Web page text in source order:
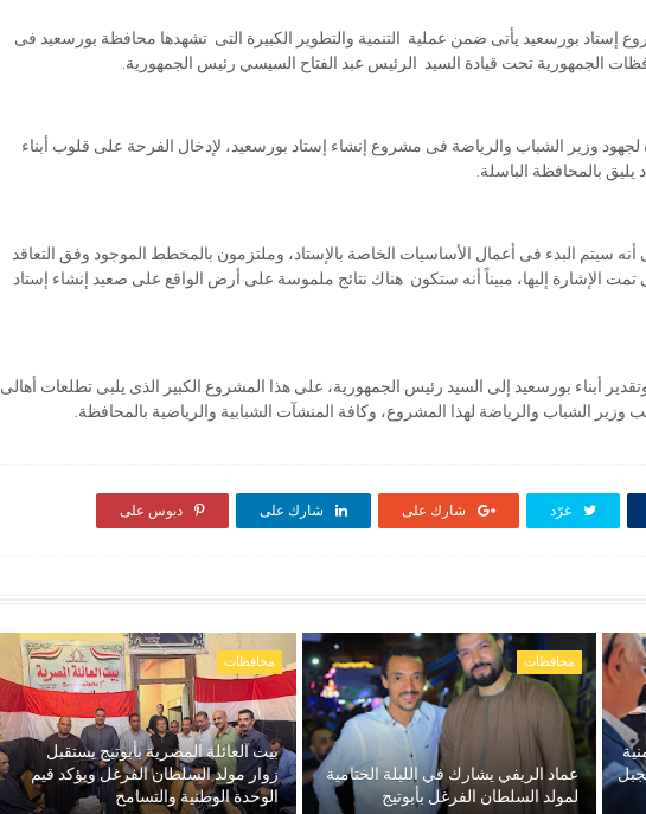
بورسعيد يأتى ضمن عملية التنمية والتطوير الكبيرة التى تشهدها محافظة بورسعيد فى
الجمهورية تحت قيادة السيد الرئيس عبد الفتاح السيسي رئيس الجمهورية.
وزير الشباب والرياضة فى مشروع إنشاء إستاد بورسعيد، لإدخال الفرحة على قلوب أبناء
بالمحافظة الباسلة.
البدء فى أعمال الأساسيات الخاصة بالإستاد، وملتزمون بالمخطط الموجود وفق التعاقد
تمت الإشارة إليها، مبيناً أنه ستكون هناك نتائج ملموسة على أرض الواقع على صعيد إنشاء إستاد
أبناء بورسعيد إلى السيد رئيس الجمهورية، على هذا المشروع الكبير الذى يلبى تطلعات أهالى
وزير الشباب والرياضة لهذا المشروع، وكافة المنشآت الشبابية والرياضية بالمحافظة.
غرّد شارك على شارك على دبوس على
محافظات
عماد الريفي يشارك في الليلة الختامية
لمولد السلطان الفرغل بأبوتيج
محافظات
بيت العائلة المصرية بأبوتيج يستقبل
زوار مولد السلطان الفرغل ويؤكد قيم
الوحدة الوطنية والتسامح